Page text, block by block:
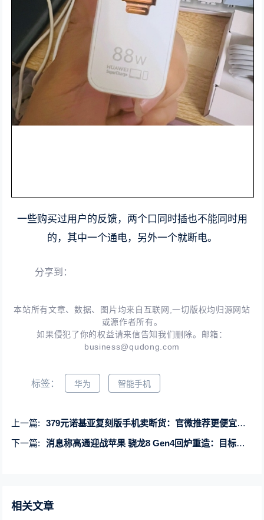
一些购买过用户的反馈，两个口同时插也不能同时用
的，其中一个通电，另外一个就断电。
分享到：
本站所有文章、数据、图片均来自互联网,一切版权均归源网站
或源作者所有。
如果侵犯了你的权益请来信告知我们删除。邮箱：
business@qudong.com
标签： 华为 智能手机
上一篇:
379元诺基亚复刻版手机卖断货：官微推荐更便宜的220
下一篇:
消息称高通迎战苹果 骁龙8 Gen4回炉重造：目标频率4.26GHz！
相关文章